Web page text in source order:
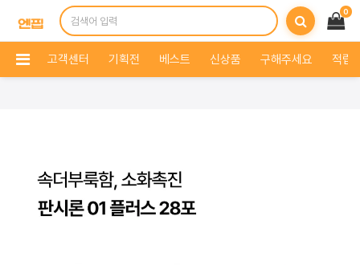
0
고객센터 기획전 베스트 신상품 구해주세요 적립